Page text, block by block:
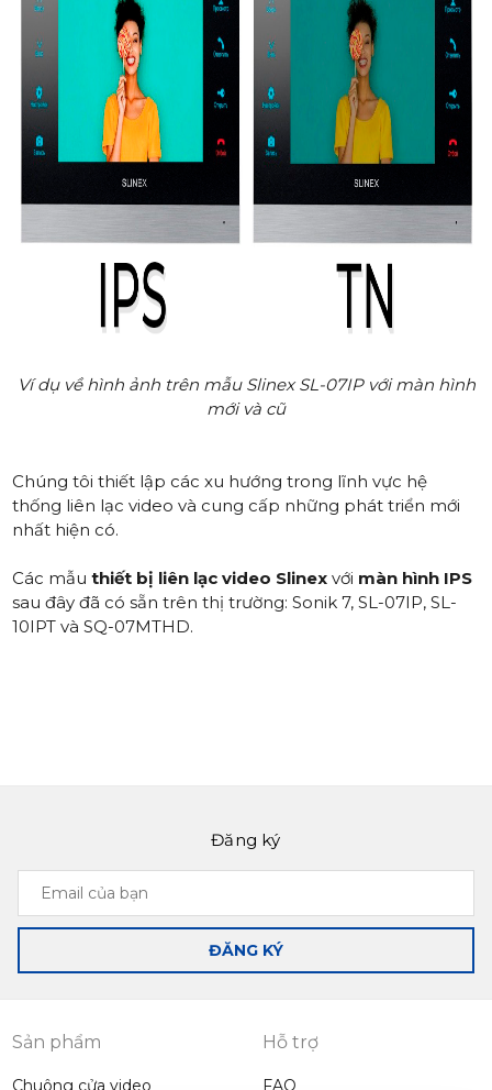
Ví dụ về hình ảnh trên mẫu Slinex SL-07IP với màn hình
mới và cũ
Chúng tôi thiết lập các xu hướng trong lĩnh vực hệ
thống liên lạc video và cung cấp những phát triển mới
nhất hiện có.
Các mẫuthiết bị liên lạc video Slinex với màn hình IPS
sau đây đã có sẵn trên thị trường:Sonik 7,SL-07IP,SL-
10IPT vàSQ-07MTHD.
Đăng ký
Email
của
bạn
ĐĂNG KÝ
Sản phẩm
Chuông cửa video
Hỗ trợ
FAQ